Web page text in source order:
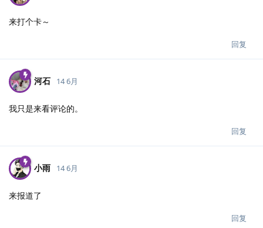
来打个卡～
回复
河石 14 6月
我只是来看评论的。
回复
小雨 14 6月
来报道了
回复